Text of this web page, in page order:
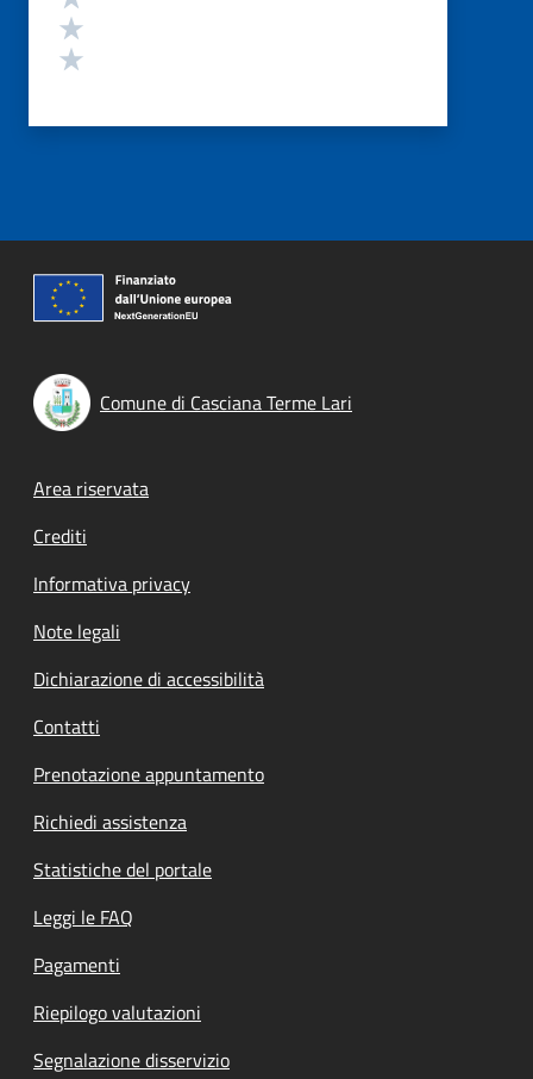
Comune di Casciana Terme Lari
Footer menu
Area riservata
Crediti
Informativa privacy
Note legali
Dichiarazione di accessibilità
Contatti
Prenotazione appuntamento
Richiedi assistenza
Statistiche del portale
Leggi le FAQ
Pagamenti
Riepilogo valutazioni
Segnalazione disservizio